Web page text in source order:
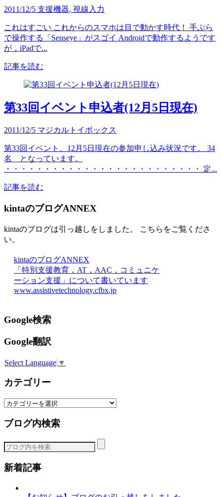
2011/12/5 支援機器, 視線入力
これはすごい これからのスマホは目で動かす時代！ 手ぶら
で操作する「Senseye」がスゴイ Androidで動作するようです
が，iPadで...
記事を読む
第33回イベント申込者(12月5日現在)
2011/12/5 マジカルトイボックス
第33回イベント、12月5日現在の参加申し込み状況です。 34
名 となっています。
・・・・・・・・・・・・・・・・・・・・・・・・・ 定...
記事を読む
kintaのブログANNEX
kintaのブログは引っ越しをしました。 こちらをご覧くださ
い。
kintaのブログANNEX
「特別支援教育，AT，AAC，コミュニケ
ーション支援」について書いています
www.assistivetechnology.cfbx.jp
Google検索
Google翻訳
Select Language ▼
カテゴリー
カ
ゴ
ー
ブログ内検索
新着記事